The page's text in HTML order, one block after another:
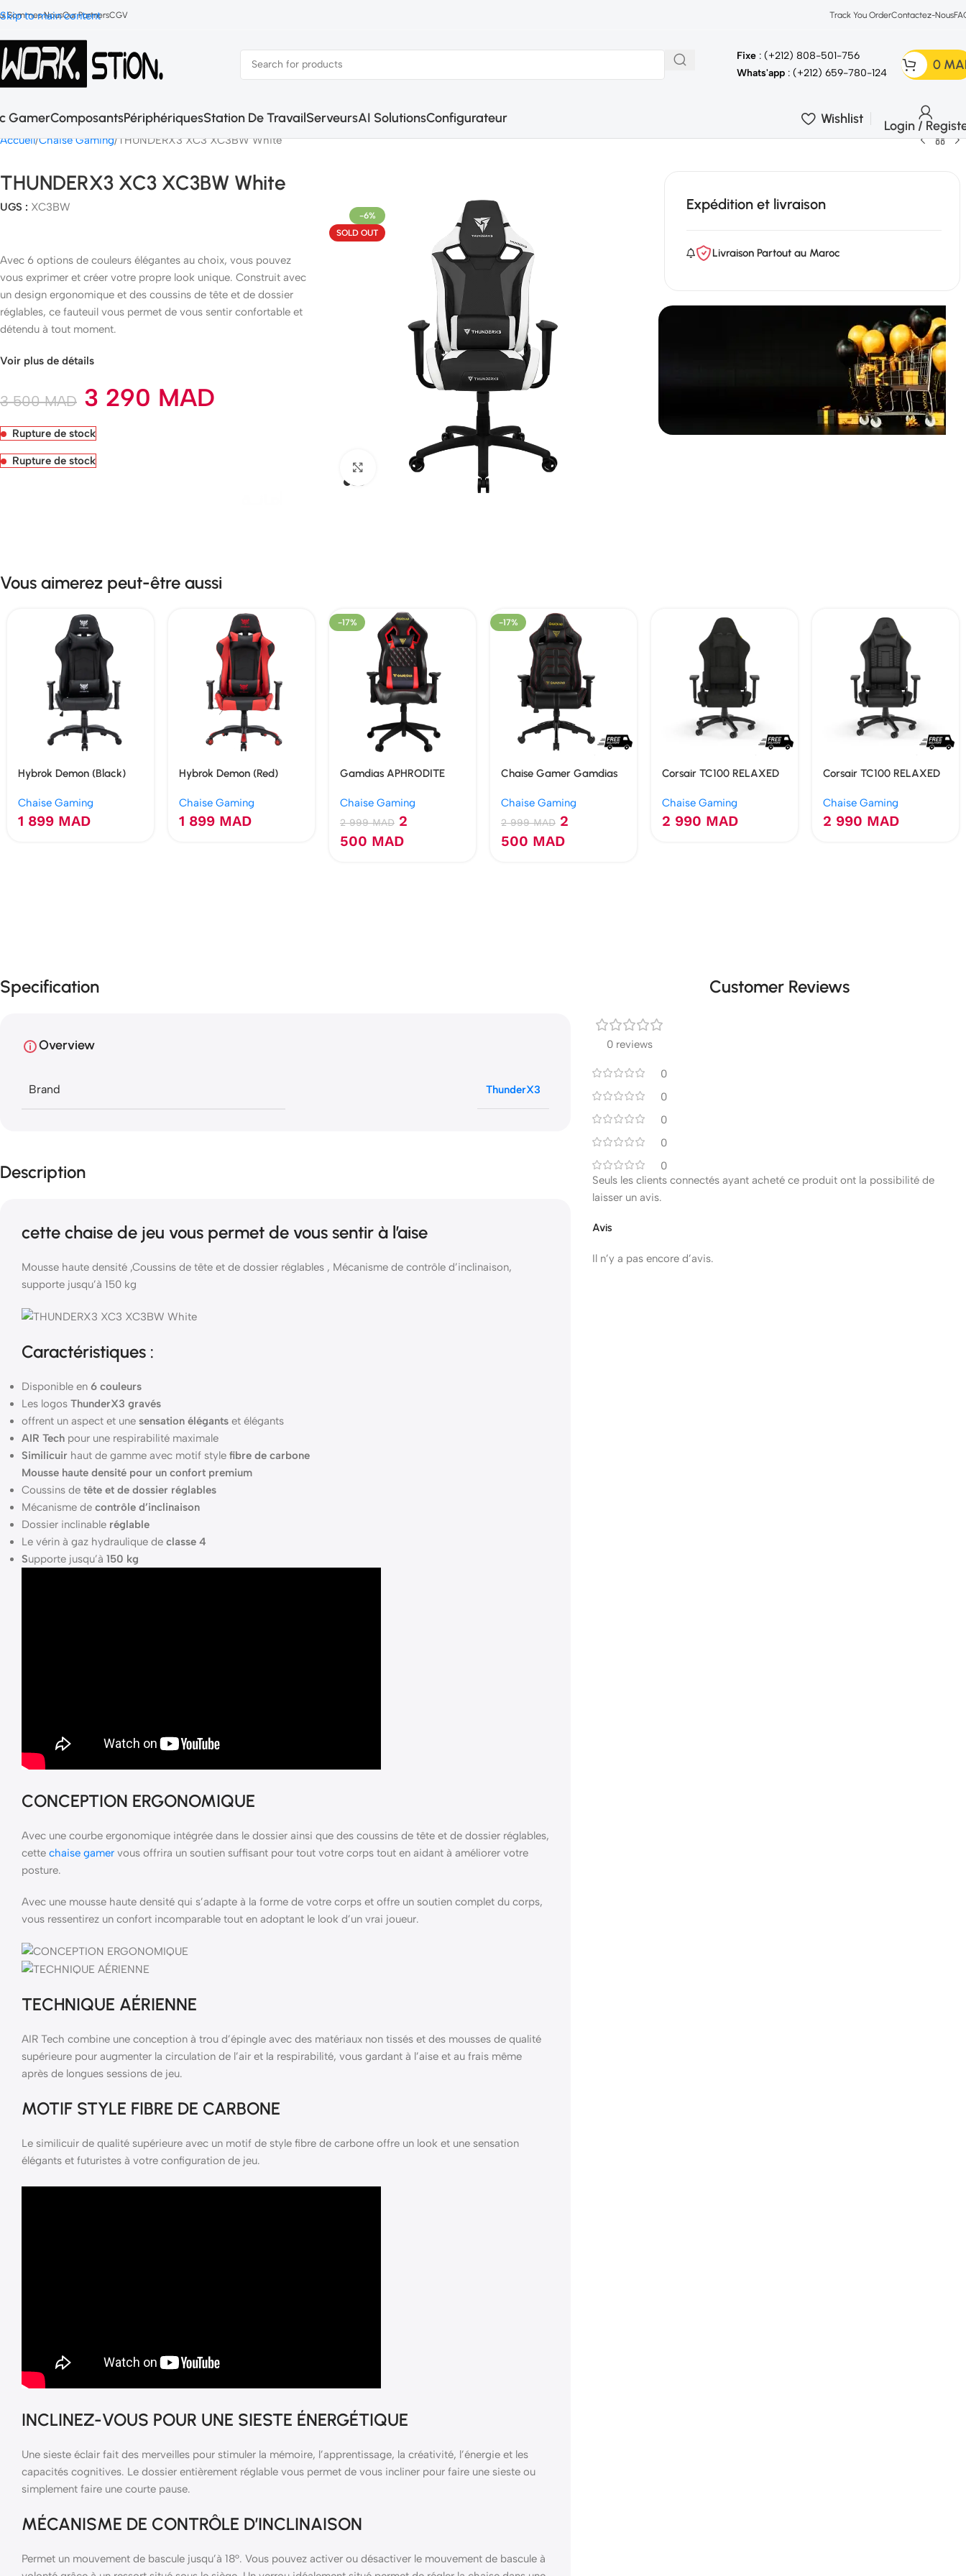
Skip to main content
Sommes NousOur PartnersCGV Track You OrderContactez-Nous
Fixe : (+212) 808-501-756
Whats'app : (+212) 659-780-124
0
GamerComposantsPériphériquesStation De TravailServeursAI SolutionsConfigurateur Wishlist Login /
Accueil Chaise Gaming THUNDERX3 XC3 XC3BW White
THUNDERX3 XC3 XC3BW White
UGS : XC3BW
Avec 6 options de couleurs élégantes au choix, vous pouvez
vous exprimer et créer votre propre look unique. Construit avec
un design ergonomique et des coussins de tête et de dossier
réglables, ce fauteuil vous permet de vous sentir confortable et
détendu à tout moment.
Voir plus de détails
3 500MAD 3 290 MAD
Rupture de stock
Rupture de stock
-6%
SOLD OUT
Click to enlarge
Expédition et livraison
Livraison Partout au Maroc
Vous aimerez peut-être aussi
Hybrok Demon (Black)
Chaise Gaming
1 899 MAD
Hybrok Demon (Red)
Chaise Gaming
1 899 MAD
-17%
Gamdias APHRODITE
Chaise Gaming
2 999MAD 2
500 MAD
-17%
Chaise Gamer Gamdias
Chaise Gaming
2 999MAD 2
500 MAD
Corsair TC100 RELAXED
Chaise Gaming
2 990 MAD
Corsair TC100 RELAXED
Chaise Gaming
2 990 MAD
Specification
Overview
Brand ThunderX3
Description
cette chaise de jeu vous permet de vous sentir à l’aise
Mousse haute densité ,Coussins de tête et de dossier réglables , Mécanisme de contrôle d’inclinaison,
supporte jusqu’à 150 kg
Caractéristiques :
Disponible en 6 couleurs
Les logos ThunderX3 gravés
offrent un aspect et une sensation élégants et élégants
AIR Tech pour une respirabilité maximale
Similicuir haut de gamme avec motif style fibre de carbone
Mousse haute densité pour un confort premium
Coussins de tête et de dossier réglables
Mécanisme de contrôle d’inclinaison
Dossier inclinable réglable
Le vérin à gaz hydraulique de classe 4
Supporte jusqu’à 150 kg
CONCEPTION ERGONOMIQUE
Avec une courbe ergonomique intégrée dans le dossier ainsi que des coussins de tête et de dossier réglables,
cette chaise gamer vous offrira un soutien suffisant pour tout votre corps tout en aidant à améliorer votre
posture.
Avec une mousse haute densité qui s’adapte à la forme de votre corps et offre un soutien complet du corps,
vous ressentirez un confort incomparable tout en adoptant le look d’un vrai joueur.
TECHNIQUE AÉRIENNE
AIR Tech combine une conception à trou d’épingle avec des matériaux non tissés et des mousses de qualité
supérieure pour augmenter la circulation de l’air et la respirabilité, vous gardant à l’aise et au frais même
après de longues sessions de jeu.
MOTIF STYLE FIBRE DE CARBONE
Le similicuir de qualité supérieure avec un motif de style fibre de carbone offre un look et une sensation
élégants et futuristes à votre configuration de jeu.
INCLINEZ-VOUS POUR UNE SIESTE ÉNERGÉTIQUE
Une sieste éclair fait des merveilles pour stimuler la mémoire, l’apprentissage, la créativité, l’énergie et les
capacités cognitives. Le dossier entièrement réglable vous permet de vous incliner pour faire une sieste ou
simplement faire une courte pause.
MÉCANISME DE CONTRÔLE D’INCLINAISON
Permet un mouvement de bascule jusqu’à 18°. Vous pouvez activer ou désactiver le mouvement de bascule à
Customer Reviews
0 reviews
0
0
0
0
0
Avis
Il n’y a pas encore d’avis.
Seuls les clients connectés ayant acheté ce produit ont la possibilité de
laisser un avis.